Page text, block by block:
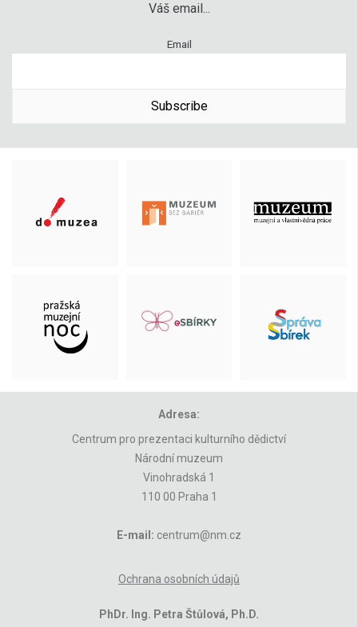
Váš email...
Email
Subscribe
Adresa:
Centrum pro prezentaci kulturního dědictví
Národní muzeum
Vinohradská 1
110 00 Praha 1
E-mail: centrum@nm.cz
Ochrana osobních údajů
PhDr. Ing. Petra Štůlová, Ph.D.